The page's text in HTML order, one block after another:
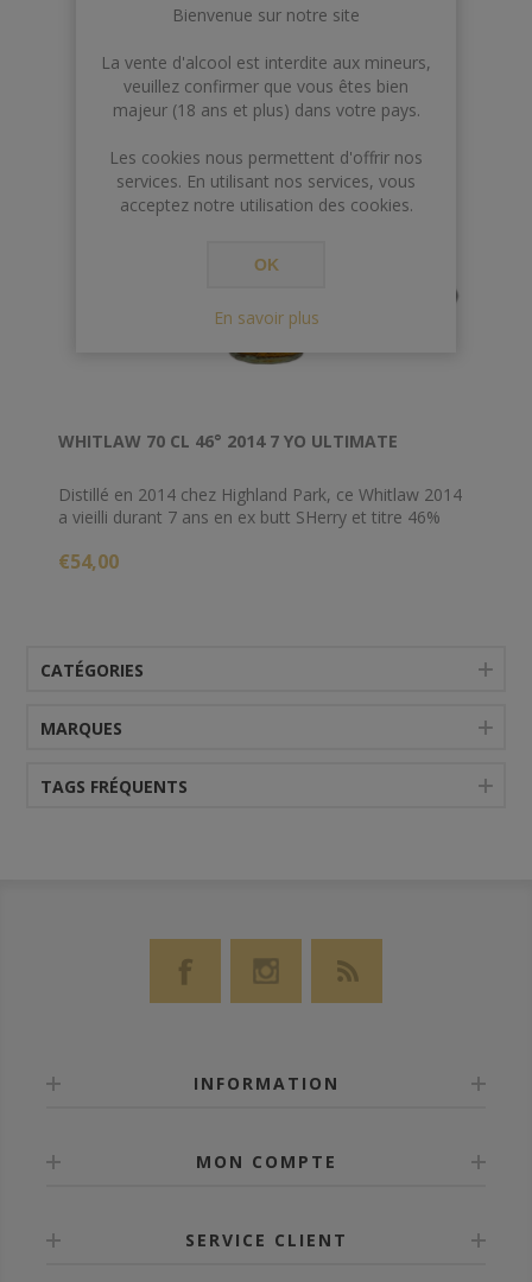
WHITLAW 70 CL 46° 2014 7 YO ULTIMATE
Distillé en 2014 chez Highland Park, ce Whitlaw 2014
a vieilli durant 7 ans en ex butt SHerry et titre 46%
€54,00
CATÉGORIES
MARQUES
TAGS FRÉQUENTS
INFORMATION
MON COMPTE
SERVICE CLIENT
Bienvenue sur notre site
La vente d'alcool est interdite aux mineurs,
veuillez confirmer que vous êtes bien
majeur (18 ans et plus) dans votre pays.
Les cookies nous permettent d'offrir nos
services. En utilisant nos services, vous
acceptez notre utilisation des cookies.
OK
En savoir plus